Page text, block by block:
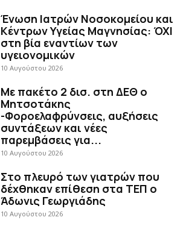
Ένωση Ιατρών Νοσοκομείου και
Κέντρων Υγείας Μαγνησίας: ΌΧΙ
στη βία εναντίων των
υγειονομικών
10 Αυγούστου 2026
Με πακέτο 2 δισ. στη ΔΕΘ ο
Μητσοτάκης
-Φοροελαφρύνσεις, αυξήσεις
συντάξεων και νέες
παρεμβάσεις για...
10 Αυγούστου 2026
Στο πλευρό των γιατρών που
δέχθηκαν επίθεση στα ΤΕΠ ο
Άδωνις Γεωργιάδης
10 Αυγούστου 2026